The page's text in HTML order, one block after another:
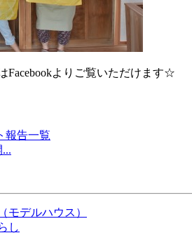
Facebookよりご覧いただけます☆
報告一覧
モデルハウス）
し